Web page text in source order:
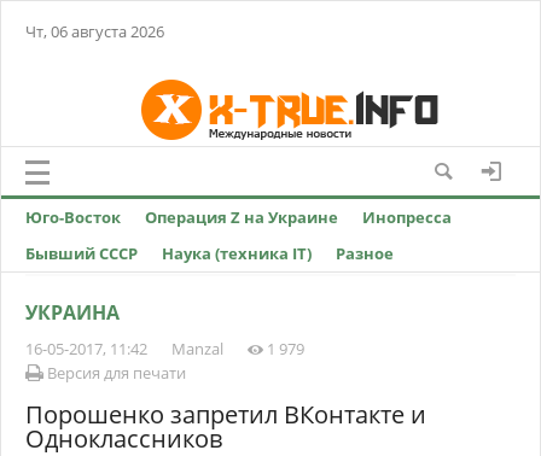
Чт, 06 августа 2026
Юго-Восток Операция Z на Украине
Инопресса
Бывший СССР
Наука (техника IT) Разное
УКРАИНА
16-05-2017, 11:42 Manzal
1 979
Версия для печати
Порошенко запретил ВКонтакте и
Одноклассников